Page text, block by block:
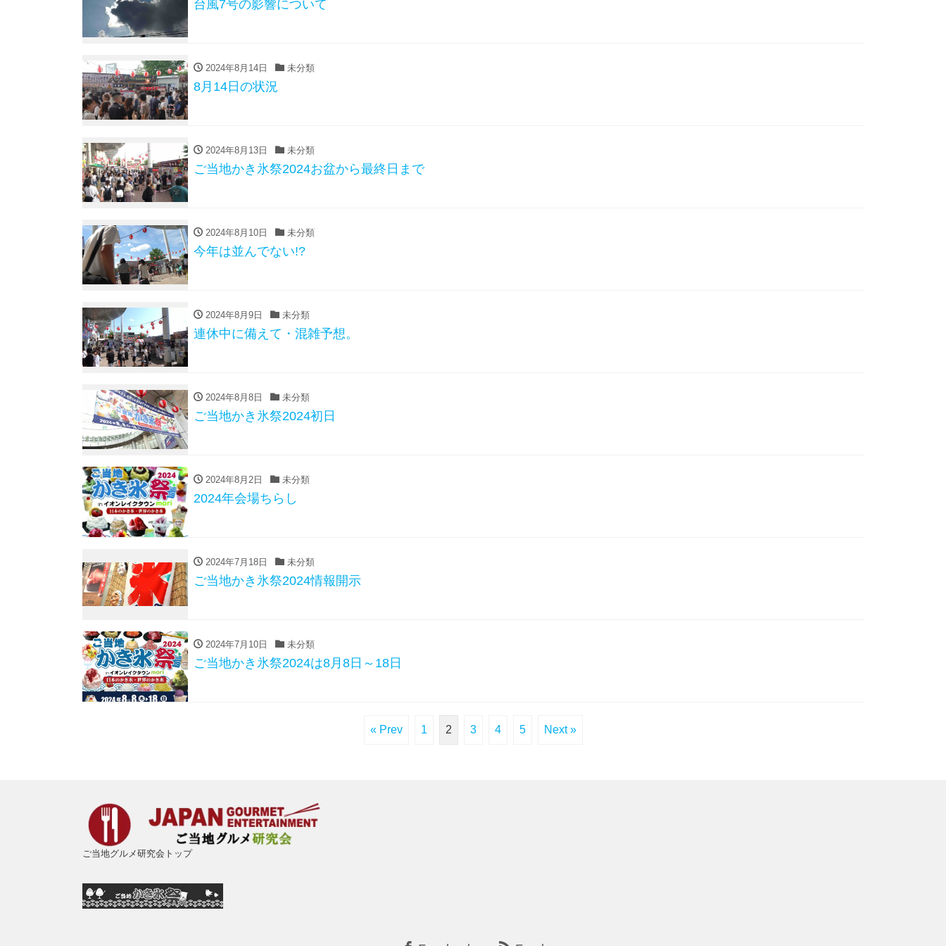
台風7号の影響について
2024年8月14日 未分類
8月14日の状況
2024年8月13日 未分類
ご当地かき氷祭2024お盆から最終日まで
2024年8月10日 未分類
今年は並んでない!?
2024年8月9日 未分類
連休中に備えて・混雑予想。
2024年8月8日 未分類
ご当地かき氷祭2024初日
2024年8月2日 未分類
2024年会場ちらし
2024年7月18日 未分類
ご当地かき氷祭2024情報開示
2024年7月10日 未分類
ご当地かき氷祭2024は8月8日～18日
« Prev 1 2 3 4 5 Next »
ご当地グルメ研究会トップ